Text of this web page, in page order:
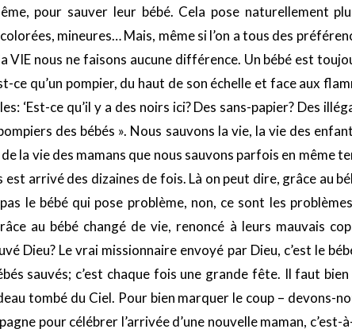
pour sauver leur bébé. Cela pose naturellement
mineures… Mais, même si l’on a tous des
VIE nous ne faisons aucune différence. Un bébé est
qu’un pompier, du haut de son échelle et face aux
‘Est-ce qu’il y a des noirs ici? Des sans-papier? Des
des bébés ». Nous sauvons la vie, la vie des
la vie des mamans que nous sauvons parfois en même
arrivé des dizaines de fois. Là on peut dire, grâce au
le bébé qui pose problème, non, ce sont les
au bébé changé de vie, renoncé à leurs mauvais
Dieu? Le vrai missionnaire envoyé par Dieu, c’est le
sauvés; c’est chaque fois une grande fête. Il faut
tombé du Ciel. Pour bien marquer le coup – devons-
pour célébrer l’arrivée d’une nouvelle maman, c’est-